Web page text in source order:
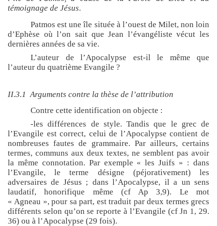
témoignage de Jésus.
Patmos est une île située à l’ouest de Milet, non loin
d’Ephèse où l’on sait que Jean l’évangéliste vécut les
dernières années de sa vie.
L’auteur de l’Apocalypse est-il le même que
l’auteur du quatrième Evangile ?
II.3.1 Arguments contre la thèse de l’attribution
Contre cette identification on objecte :
-les différences de style. Tandis que le grec de
l’Evangile est correct, celui de l’Apocalypse contient de
nombreuses fautes de grammaire. Par ailleurs, certains
termes, communs aux deux textes, ne semblent pas avoir
la même connotation. Par exemple « les Juifs » : dans
l’Evangile, le terme désigne (péjorativement) les
adversaires de Jésus ; dans l’Apocalypse, il a un sens
laudatif, honorifique même (cf Ap 3,9). Le mot
« Agneau », pour sa part, est traduit par deux termes grecs
différents selon qu’on se reporte à l’Evangile (cf Jn 1, 29.
36) ou à l’Apocalypse (29 fois).